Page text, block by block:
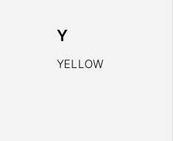
Y
YELLOW